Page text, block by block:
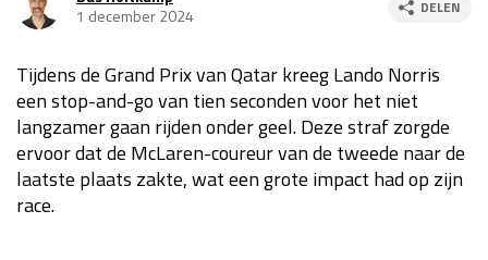
Kwalificatie
za 23:00 - 00:00
Race
zo 21:00 - 23:00
Kwalificatie
za 19:00 - 20:00
Race
zo 18:00 - 20:00
1 december 2024
DELEN
Tijdens de Grand Prix van Qatar kreeg Lando Norris
een stop-and-go van tien seconden voor het niet
langzamer gaan rijden onder geel. Deze straf zorgde
ervoor dat de McLaren-coureur van de tweede naar de
laatste plaats zakte, wat een grote impact had op zijn
race.